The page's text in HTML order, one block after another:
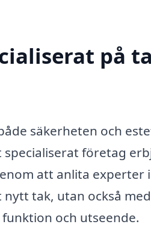
på
säkerheten och
specialiserat företag
att anlita experter
tak, utan också
och utseende.